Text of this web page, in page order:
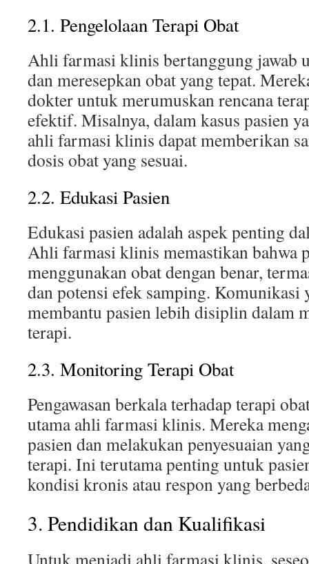
2.1. Pengelolaan Terapi Obat
Ahli farmasi klinis bertanggung jawab
dan meresepkan obat yang tepat.
dokter untuk merumuskan rencana
efektif. Misalnya, dalam kasus pasien
ahli farmasi klinis dapat memberikan
dosis obat yang sesuai.
2.2. Edukasi Pasien
Edukasi pasien adalah aspek penting
Ahli farmasi klinis memastikan bahwa
menggunakan obat dengan benar,
dan potensi efek samping. Komunikasi
membantu pasien lebih disiplin dalam
terapi.
2.3. Monitoring Terapi Obat
Pengawasan berkala terhadap terapi
utama ahli farmasi klinis. Mereka
pasien dan melakukan penyesuaian
terapi. Ini terutama penting untuk
kondisi kronis atau respon yang
3. Pendidikan dan Kualifikasi
Untuk menjadi ahli farmasi klinis,